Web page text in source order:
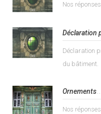
Nos
Déclaration
Déclaration
du bâtiment.
Ornements
Nos